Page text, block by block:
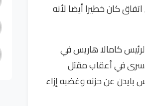
كان خطيرا أيضا لأنه
الرئيس كامالا هاريس في
في أعقاب مقتل
الرئيس بايدن عن حزنه وغضبه إزاء